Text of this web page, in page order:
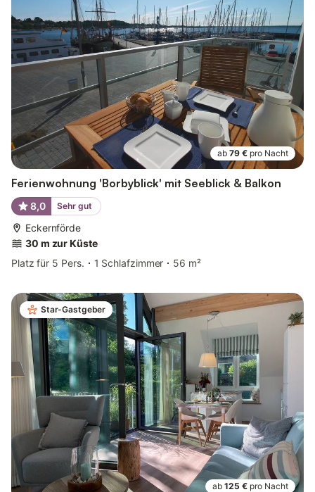
ab 79 € pro Nacht
Ferienwohnung 'Borbyblick' mit Seeblick & Balkon
8,0 Sehr gut
Eckernförde
30 m zur Küste
Platz für 5 Pers.
1 Schlafzimmer 56 m²
Star-Gastgeber
ab 125 € pro Nacht